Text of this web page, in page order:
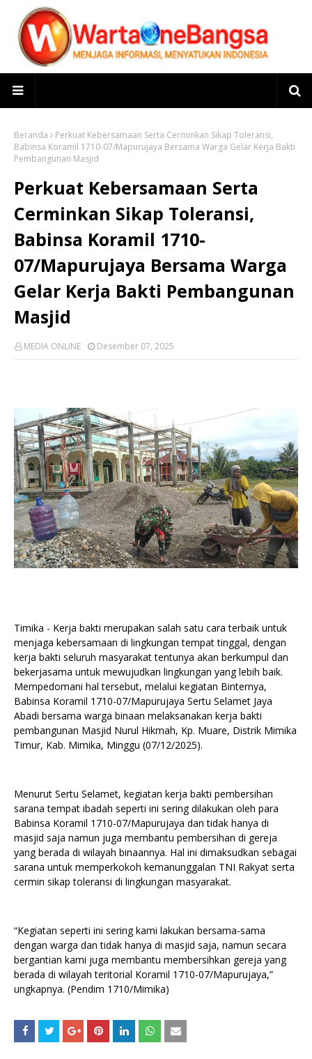
Beranda
Perkuat Kebersamaan Serta Cerminkan Sikap Toleransi,
Babinsa Koramil 1710-07/Mapurujaya Bersama Warga Gelar Kerja Bakti
Pembangunan Masjid
Perkuat Kebersamaan Serta
Cerminkan Sikap Toleransi,
Babinsa Koramil 1710-
07/Mapurujaya Bersama Warga
Gelar Kerja Bakti Pembangunan
Masjid
MEDIA ONLINE Desember 07, 2025
Timika - Kerja bakti merupakan salah satu cara terbaik untuk
menjaga kebersamaan di lingkungan tempat tinggal, dengan
kerja bakti seluruh masyarakat tentunya akan berkumpul dan
bekerjasama untuk mewujudkan lingkungan yang lebih baik.
Mempedomani hal tersebut, melalui kegiatan Binternya,
Babinsa Koramil 1710-07/Mapurujaya Sertu Selamet Jaya
Abadi bersama warga binaan melaksanakan kerja bakti
pembangunan Masjid Nurul Hikmah, Kp. Muare, Distrik Mimika
Timur, Kab. Mimika, Minggu (07/12/2025).
Menurut Sertu Selamet, kegiatan kerja bakti pembersihan
sarana tempat ibadah seperti ini sering dilakukan oleh para
Babinsa Koramil 1710-07/Mapurujaya dan tidak hanya di
masjid saja namun juga membantu pembersihan di gereja
yang berada di wilayah binaannya. Hal ini dimaksudkan sebagai
sarana untuk memperkokoh kemanunggalan TNI Rakyat serta
cermin sikap toleransi di lingkungan masyarakat.
“Kegiatan seperti ini sering kami lakukan bersama-sama
dengan warga dan tidak hanya di masjid saja, namun secara
bergantian kami juga membantu membersihkan gereja yang
berada di wilayah teritorial Koramil 1710-07/Mapurujaya,”
ungkapnya. (Pendim 1710/Mimika)